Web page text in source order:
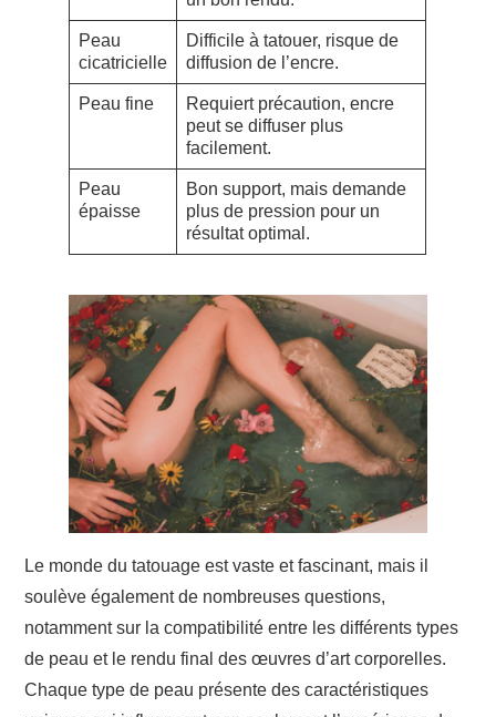
Peau
cicatricielle
Difficile à tatouer, risque de
diffusion de l’encre.
Peau fine
Requiert précaution, encre
peut se diffuser plus
facilement.
Peau
épaisse
Bon support, mais demande
plus de pression pour un
résultat optimal.
Le monde du tatouage est vaste et fascinant, mais il
soulève également de nombreuses questions,
notamment sur la compatibilité entre les différents types
de peau et le rendu final des œuvres d’art corporelles.
Chaque type de peau présente des caractéristiques